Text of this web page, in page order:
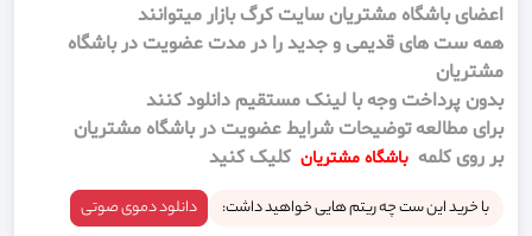
اعضای باشگاه مشتریان سایت کرگ بازار میتوانند
همه ست های قدیمی و جدید را در مدت عضویت در باشگاه
مشتریان
بدون پرداخت وجه با لینک مستقیم دانلود کنند
برای مطالعه توضیحات شرایط عضویت در باشگاه مشتریان
بر روی کلمه باشگاه مشتریان کلیک کنید
با خرید این ست چه ریتم هایی خواهید داشت: دانلود دموی صوتی